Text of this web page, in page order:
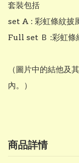
套裝包括
set A : 彩虹條紋披
Full set Ｂ :彩虹條
（圖片中的結他及
內。）
商品詳情